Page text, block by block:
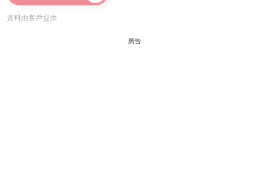
資料由客戶提供
廣告